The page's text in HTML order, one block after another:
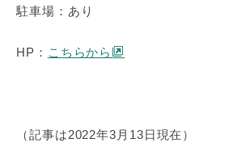
駐車場：あり
HP： こちらから
（記事は2022年3月13日現在）